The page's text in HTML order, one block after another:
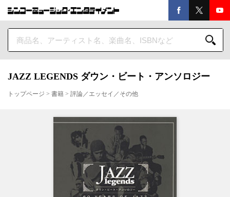
JAZZ LEGENDS ダウン・ビート・アンソロジー
トップページ > 書籍 > 評論／エッセイ／その他